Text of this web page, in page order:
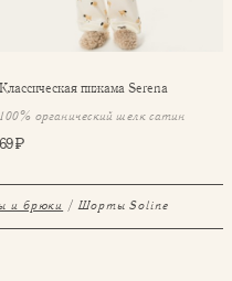
Классическая пижама Serena
100% органический шелк сатин
69 ₽
и брюки Шорты Soline